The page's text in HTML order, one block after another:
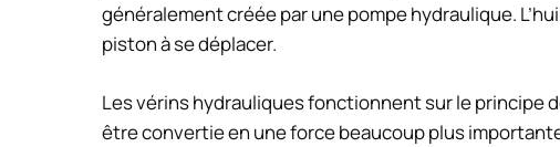
généralement créée par une pompe hydraulique.
piston à se déplacer.
Les vérins hydrauliques fonctionnent sur le principe
être convertie en une force beaucoup plus